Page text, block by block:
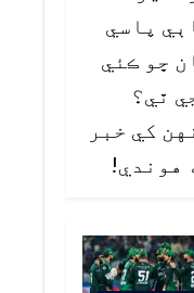
پاسي
ڇو ڪئي
ٿي؟
کي خبر
هوندي!